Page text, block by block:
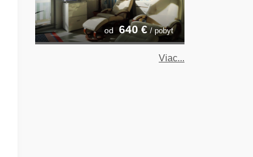
od 640€ / pobyt
Viac...